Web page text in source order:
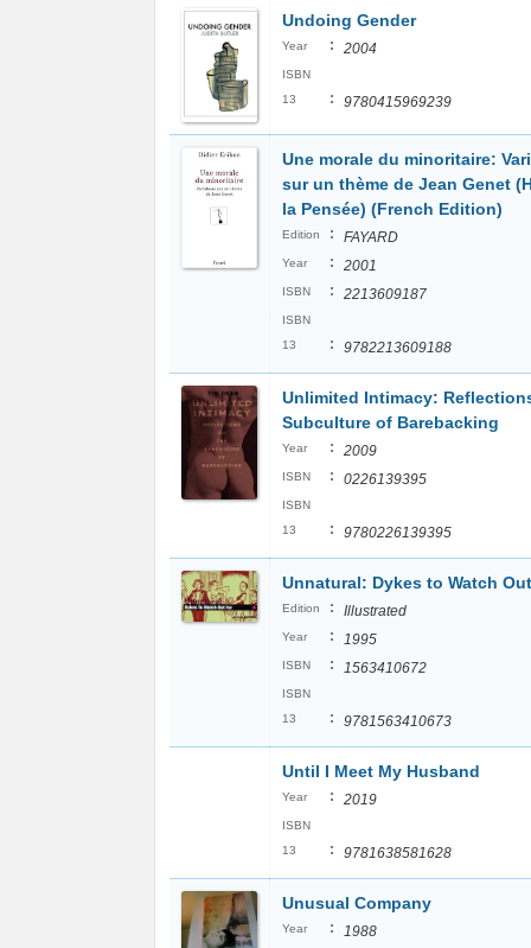
Undoing Gender
Year : 2004
ISBN
13
: 9780415969239
Une morale du minoritaire:
sur un thème de Jean Genet
la Pensée) (French Edition)
Edition : FAYARD
Year : 2001
ISBN : 2213609187
ISBN
13
: 9782213609188
Unlimited Intimacy:
Subculture of Barebacking
Year : 2009
ISBN : 0226139395
ISBN
13
: 9780226139395
Unnatural: Dykes to Watch
Edition : Illustrated
Year : 1995
ISBN : 1563410672
ISBN
13
: 9781563410673
Until I Meet My Husband
Year : 2019
ISBN
13
: 9781638581628
Unusual Company
Year : 1988